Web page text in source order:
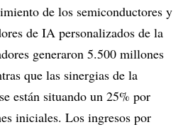
de los semiconductores y
de IA personalizados de la
generaron 5.500 millones
que las sinergias de la
están situando un 25% por
iniciales. Los ingresos por